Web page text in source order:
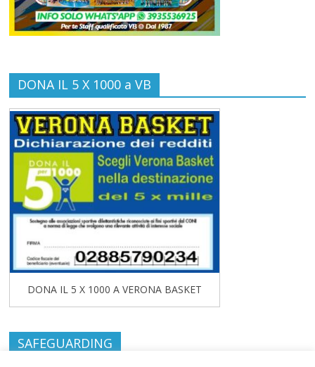
DONA IL 5 X 1000 a VB
DONA IL 5 X 1000 A VERONA BASKET
SAFEGUARDING